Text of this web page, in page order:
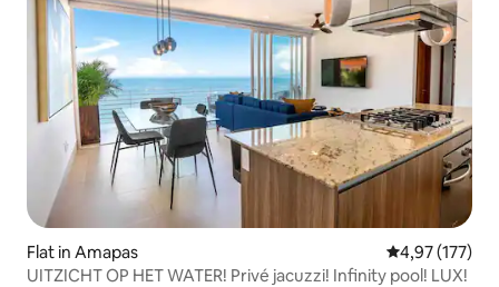
Flat in Amapas Gemiddelde
4,97 (177)
UITZICHT OP HET WATER! Privé jacuzzi! Infinity pool! LUX!